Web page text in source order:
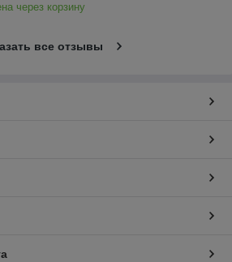
через корзину
все отзывы